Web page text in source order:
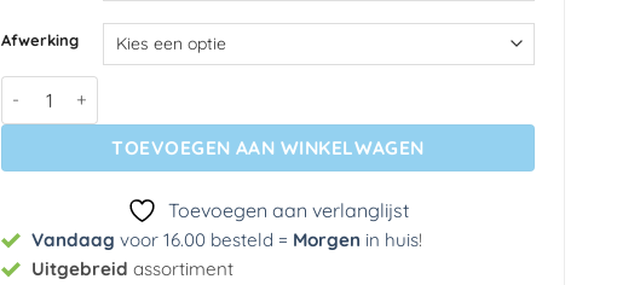
Afwerking
TOEVOEGEN AAN WINKELWAGEN
Toevoegen aan verlanglijst
Vandaag voor 16.00 besteld = Morgen in huis!
Uitgebreid assortiment